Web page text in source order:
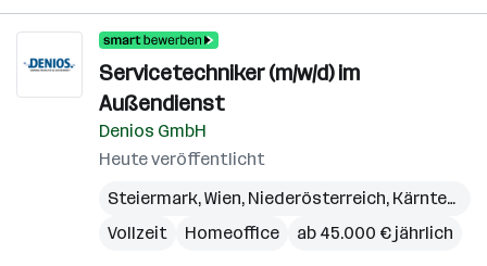
Servicetechniker (m/w/d) im
Außendienst
Denios GmbH
Heute veröffentlicht
Steiermark,Wien, Niederösterreich, Kärnten
Vollzeit
Homeoffice ab 45.000 € jährlich